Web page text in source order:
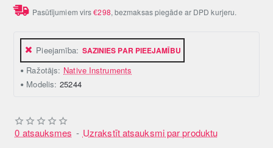
Pieejamība: SAZINIES PAR PIEEJAMĪBU
Ražotājs: Native Instruments
Modelis: 25244
0 atsauksmes - Uzrakstīt atsauksmi par produktu
Pasūtījumiem virs€298, bezmaksas piegāde ar DPD kurjeru.